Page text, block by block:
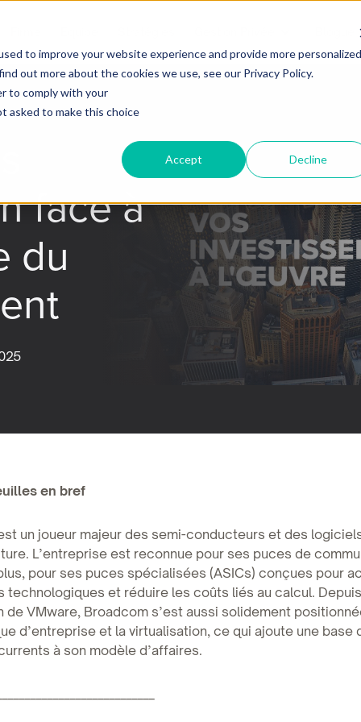
to improve your website experience and provide more personalized
out more about the cookies we use, see our Privacy Policy.
to comply with your
asked to make this choice
Accept Decline
face à
du
en bref
un joueur majeur des semi-conducteurs et des
L’entreprise est reconnue pour ses puces de
pour ses puces spécialisées (ASICs) conçues pour
technologiques et réduire les coûts liés au calcul. Depuis
de VMware, Broadcom s’est aussi solidement
d’entreprise et la virtualisation, ce qui ajoute une base
à son modèle d’affaires.